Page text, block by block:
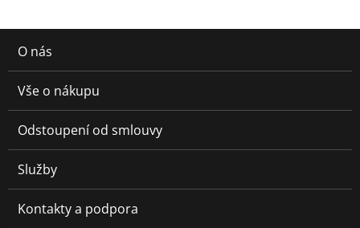
O nás
Vše o nákupu
Odstoupení od smlouvy
Služby
Kontakty a podpora